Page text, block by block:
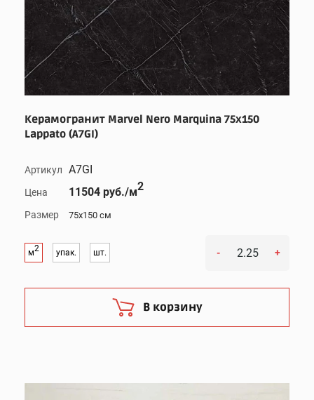
Керамогранит Marvel Nero Marquina 75x150
Lappato (A7GI)
Артикул A7GI
Цена 11504 руб./м2
Размер 75x150 см
м2 упак. шт. - +
В корзину